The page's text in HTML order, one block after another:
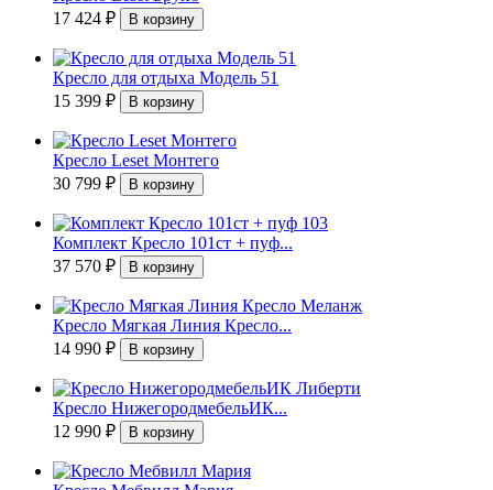
17 424 ₽
Кресло для отдыха Модель 51
15 399 ₽
Кресло Leset Монтего
30 799 ₽
Комплект Кресло 101ст + пуф...
37 570 ₽
Кресло Мягкая Линия Кресло...
14 990 ₽
Кресло НижегородмебельИК...
12 990 ₽